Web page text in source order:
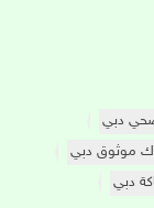
دبي
موثوق دبي
دبي